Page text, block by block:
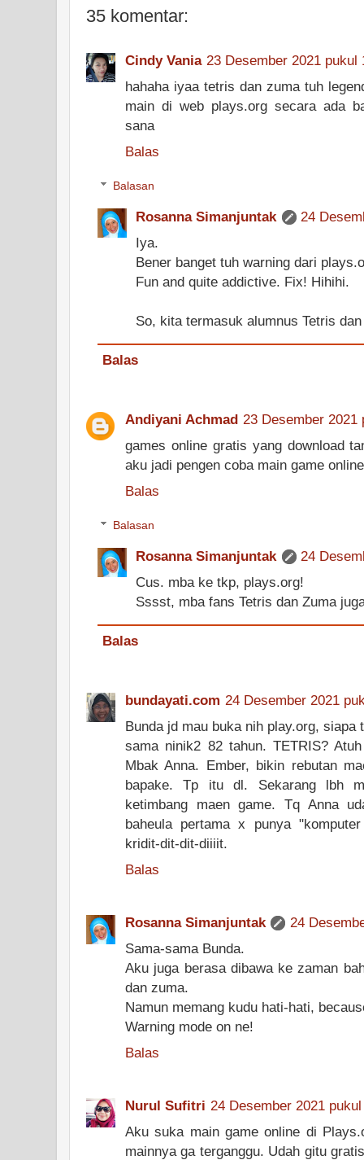
35 komentar:
Cindy Vania 23 Desember 2021 pukul
hahaha iyaa tetris dan zuma tuh
main di web plays.org secara ada
sana
Balas
Balasan
Rosanna Simanjuntak
24
Iya.
Bener banget tuh warning dari
Fun and quite addictive. Fix! Hihihi.
So, kita termasuk alumnus Tetris
Balas
Andiyani Achmad 23 Desember 2021
games online gratis yang download
aku jadi pengen coba main game
Balas
Balasan
Rosanna Simanjuntak
24
Cus. mba ke tkp, plays.org!
Sssst, mba fans Tetris dan Zuma
Balas
bundayati.com 24 Desember 2021
Bunda jd mau buka nih play.org,
sama ninik2 82 tahun. TETRIS?
Mbak Anna. Ember, bikin rebutan
bapake. Tp itu dl. Sekarang lbh
ketimbang maen game. Tq Anna
baheula pertama x punya
kridit-dit-dit-diiiit.
Balas
Rosanna Simanjuntak
24
Sama-sama Bunda.
Aku juga berasa dibawa ke zaman
dan zuma.
Namun memang kudu hati-hati,
Warning mode on ne!
Balas
Nurul Sufitri 24 Desember 2021
Aku suka main game online di
mainnya ga terganggu. Udah gitu